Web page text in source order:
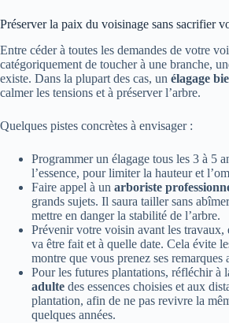
Préserver la paix du voisinage sans sacrifier
Entre céder à toutes les demandes de votre
catégoriquement de toucher à une branche,
existe. Dans la plupart des cas, un élagage
calmer les tensions et à préserver l’arbre.
Quelques pistes concrètes à envisager :
Programmer un élagage tous les 3 à 5
l’essence, pour limiter la hauteur et
Faire appel à un arboriste
grands sujets. Il saura tailler sans
mettre en danger la stabilité de l’arbre.
Prévenir votre voisin avant les travaux,
va être fait et à quelle date. Cela évite
montre que vous prenez ses remarques
Pour les futures plantations, réfléchir à
adulte des essences choisies et aux
plantation, afin de ne pas revivre la
quelques années.